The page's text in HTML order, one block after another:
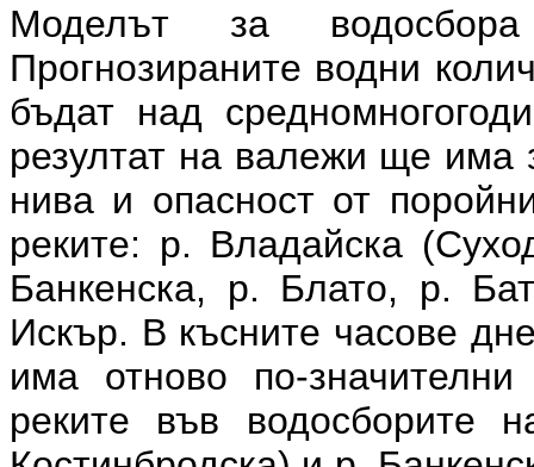
Моделът за
Прогнозираните водни
бъдат над
резултат на валежи ще има
нива и опасност от
реките: р. Владайска
Банкенска, р. Блато, р.
Искър. В късните часове
има отново по-
реките във